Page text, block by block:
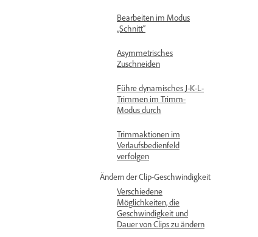
Bearbeiten im Modus
„Schnitt“
Asymmetrisches
Zuschneiden
Führe dynamisches J-K-L-
Trimmen im Trimm-
Modus durch
Trimmaktionen im
Verlaufsbedienfeld
verfolgen
Ändern der Clip-Geschwindigkeit
Verschiedene
Möglichkeiten, die
Geschwindigkeit und
Dauer von Clips zu ändern